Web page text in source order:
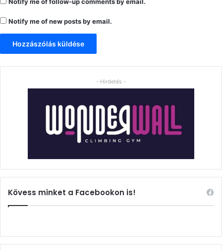
Notify me of new posts by email.
- Hirdetés -
Kövess minket a Facebookon is!